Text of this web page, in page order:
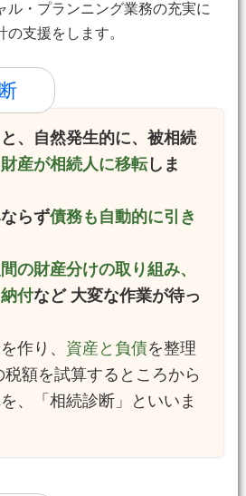
ル・プランニング業務の充実に
支援をします。
、自然発生的に、被相続
財産が相続人に移転しま
らず債務も自動的に引き
の財産分けの取り組み、
付など 大変な作業が待っ
を作り、 資産と負債を整理
税額を試算するところから
、「相続診断」といいま